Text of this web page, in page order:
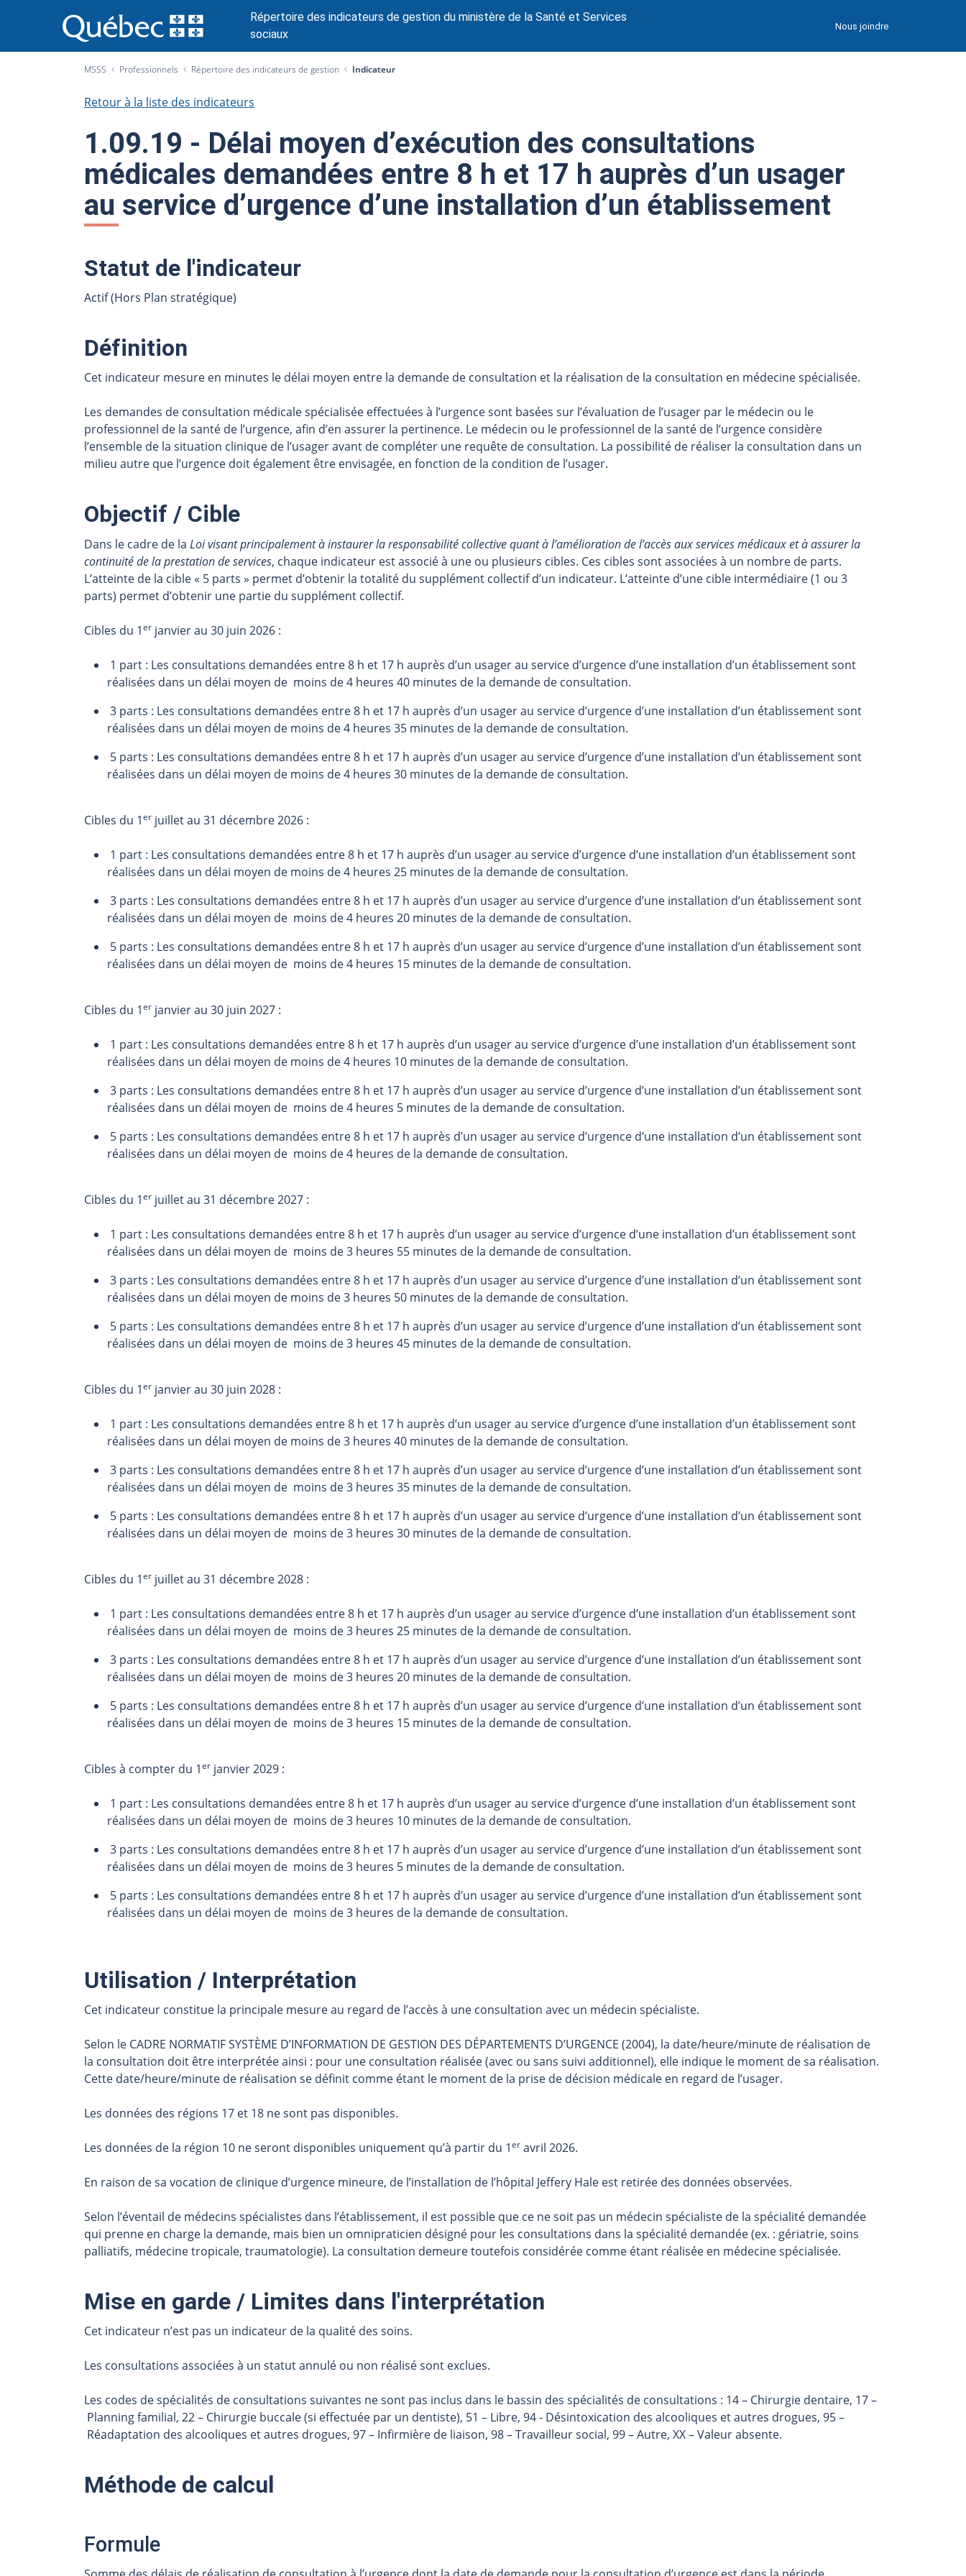
a
Répertoire des indicateurs de gestion du ministère de la Santé et Services
sociaux
Nous joindre
MSSS Professionnels Répertoire des indicateurs de gestion Indicateur
Retour à la liste des indicateurs
1.09.19 - Délai moyen d’exécution des consultations
médicales demandées entre 8 h et 17 h auprès d’un usager
au service d’urgence d’une installation d’un établissement
Statut de l'indicateur
Actif (Hors Plan stratégique)
Définition
Cet indicateur mesure en minutes le délai moyen entre la demande de consultation et la réalisation de la consultation en médecine spécialisée.
Les demandes de consultation médicale spécialisée effectuées à l’urgence sont basées sur l’évaluation de l’usager par le médecin ou le
professionnel de la santé de l’urgence, afin d’en assurer la pertinence. Le médecin ou le professionnel de la santé de l’urgence considère
l’ensemble de la situation clinique de l’usager avant de compléter une requête de consultation. La possibilité de réaliser la consultation dans un
milieu autre que l’urgence doit également être envisagée, en fonction de la condition de l’usager.
Objectif / Cible
Dans le cadre de la Loi visant principalement à instaurer la responsabilité collective quant à l’amélioration de l’accès aux services médicaux et à assurer la
continuité de la prestation de services, chaque indicateur est associé à une ou plusieurs cibles. Ces cibles sont associées à un nombre de parts.
L’atteinte de la cible « 5 parts » permet d’obtenir la totalité du supplément collectif d’un indicateur. L’atteinte d’une cible intermédiaire (1 ou 3
parts) permet d’obtenir une partie du supplément collectif.
Cibles du 1er janvier au 30 juin 2026 :
1 part : Les consultations demandées entre 8 h et 17 h auprès d’un usager au service d’urgence d’une installation d’un établissement sont
réalisées dans un délai moyen de moins de 4 heures 40 minutes de la demande de consultation.
3 parts : Les consultations demandées entre 8 h et 17 h auprès d’un usager au service d’urgence d’une installation d’un établissement sont
réalisées dans un délai moyen de moins de 4 heures 35 minutes de la demande de consultation.
5 parts : Les consultations demandées entre 8 h et 17 h auprès d’un usager au service d’urgence d’une installation d’un établissement sont
réalisées dans un délai moyen de moins de 4 heures 30 minutes de la demande de consultation.
Cibles du 1er juillet au 31 décembre 2026 :
1 part : Les consultations demandées entre 8 h et 17 h auprès d’un usager au service d’urgence d’une installation d’un établissement sont
réalisées dans un délai moyen de moins de 4 heures 25 minutes de la demande de consultation.
3 parts : Les consultations demandées entre 8 h et 17 h auprès d’un usager au service d’urgence d’une installation d’un établissement sont
réalisées dans un délai moyen de moins de 4 heures 20 minutes de la demande de consultation.
5 parts : Les consultations demandées entre 8 h et 17 h auprès d’un usager au service d’urgence d’une installation d’un établissement sont
réalisées dans un délai moyen de moins de 4 heures 15 minutes de la demande de consultation.
Cibles du 1er janvier au 30 juin 2027 :
1 part : Les consultations demandées entre 8 h et 17 h auprès d’un usager au service d’urgence d’une installation d’un établissement sont
réalisées dans un délai moyen de moins de 4 heures 10 minutes de la demande de consultation.
3 parts : Les consultations demandées entre 8 h et 17 h auprès d’un usager au service d’urgence d’une installation d’un établissement sont
réalisées dans un délai moyen de moins de 4 heures 5 minutes de la demande de consultation.
5 parts : Les consultations demandées entre 8 h et 17 h auprès d’un usager au service d’urgence d’une installation d’un établissement sont
réalisées dans un délai moyen de moins de 4 heures de la demande de consultation.
Cibles du 1er juillet au 31 décembre 2027 :
1 part : Les consultations demandées entre 8 h et 17 h auprès d’un usager au service d’urgence d’une installation d’un établissement sont
réalisées dans un délai moyen de moins de 3 heures 55 minutes de la demande de consultation.
3 parts : Les consultations demandées entre 8 h et 17 h auprès d’un usager au service d’urgence d’une installation d’un établissement sont
réalisées dans un délai moyen de moins de 3 heures 50 minutes de la demande de consultation.
5 parts : Les consultations demandées entre 8 h et 17 h auprès d’un usager au service d’urgence d’une installation d’un établissement sont
réalisées dans un délai moyen de moins de 3 heures 45 minutes de la demande de consultation.
Cibles du 1er janvier au 30 juin 2028 :
1 part : Les consultations demandées entre 8 h et 17 h auprès d’un usager au service d’urgence d’une installation d’un établissement sont
réalisées dans un délai moyen de moins de 3 heures 40 minutes de la demande de consultation.
3 parts : Les consultations demandées entre 8 h et 17 h auprès d’un usager au service d’urgence d’une installation d’un établissement sont
réalisées dans un délai moyen de moins de 3 heures 35 minutes de la demande de consultation.
5 parts : Les consultations demandées entre 8 h et 17 h auprès d’un usager au service d’urgence d’une installation d’un établissement sont
réalisées dans un délai moyen de moins de 3 heures 30 minutes de la demande de consultation.
Cibles du 1er juillet au 31 décembre 2028 :
1 part : Les consultations demandées entre 8 h et 17 h auprès d’un usager au service d’urgence d’une installation d’un établissement sont
réalisées dans un délai moyen de moins de 3 heures 25 minutes de la demande de consultation.
3 parts : Les consultations demandées entre 8 h et 17 h auprès d’un usager au service d’urgence d’une installation d’un établissement sont
réalisées dans un délai moyen de moins de 3 heures 20 minutes de la demande de consultation.
5 parts : Les consultations demandées entre 8 h et 17 h auprès d’un usager au service d’urgence d’une installation d’un établissement sont
réalisées dans un délai moyen de moins de 3 heures 15 minutes de la demande de consultation.
Cibles à compter du 1er janvier 2029 :
1 part : Les consultations demandées entre 8 h et 17 h auprès d’un usager au service d’urgence d’une installation d’un établissement sont
réalisées dans un délai moyen de moins de 3 heures 10 minutes de la demande de consultation.
3 parts : Les consultations demandées entre 8 h et 17 h auprès d’un usager au service d’urgence d’une installation d’un établissement sont
réalisées dans un délai moyen de moins de 3 heures 5 minutes de la demande de consultation.
5 parts : Les consultations demandées entre 8 h et 17 h auprès d’un usager au service d’urgence d’une installation d’un établissement sont
réalisées dans un délai moyen de moins de 3 heures de la demande de consultation.
Utilisation / Interprétation
Cet indicateur constitue la principale mesure au regard de l’accès à une consultation avec un médecin spécialiste.
Selon le CADRE NORMATIF SYSTÈME D’INFORMATION DE GESTION DES DÉPARTEMENTS D’URGENCE (2004), la date/heure/minute de réalisation de
la consultation doit être interprétée ainsi : pour une consultation réalisée (avec ou sans suivi additionnel), elle indique le moment de sa réalisation.
Cette date/heure/minute de réalisation se définit comme étant le moment de la prise de décision médicale en regard de l’usager.
Les données des régions 17 et 18 ne sont pas disponibles.
Les données de la région 10 ne seront disponibles uniquement qu’à partir du 1er avril 2026.
En raison de sa vocation de clinique d’urgence mineure, de l’installation de l’hôpital Jeffery Hale est retirée des données observées.
Selon l’éventail de médecins spécialistes dans l’établissement, il est possible que ce ne soit pas un médecin spécialiste de la spécialité demandée
qui prenne en charge la demande, mais bien un omnipraticien désigné pour les consultations dans la spécialité demandée (ex. : gériatrie, soins
palliatifs, médecine tropicale, traumatologie). La consultation demeure toutefois considérée comme étant réalisée en médecine spécialisée.
Mise en garde / Limites dans l'interprétation
Cet indicateur n’est pas un indicateur de la qualité des soins.
Les consultations associées à un statut annulé ou non réalisé sont exclues.
Les codes de spécialités de consultations suivantes ne sont pas inclus dans le bassin des spécialités de consultations : 14 – Chirurgie dentaire, 17 –
Planning familial, 22 – Chirurgie buccale (si effectuée par un dentiste), 51 – Libre, 94 - Désintoxication des alcooliques et autres drogues, 95 –
Réadaptation des alcooliques et autres drogues, 97 – Infirmière de liaison, 98 – Travailleur social, 99 – Autre, XX – Valeur absente.
Méthode de calcul
Formule